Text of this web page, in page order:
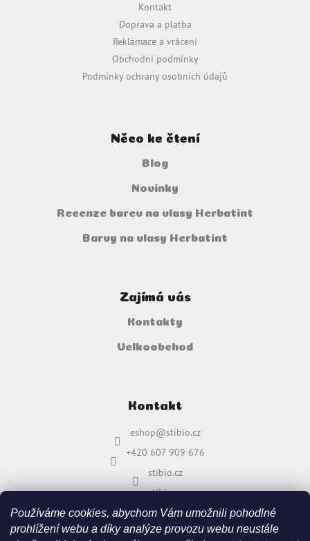
Používáme cookies, abychom Vám umožnili pohodlné
prohlížení webu a díky analýze provozu webu neustále
Kontakt
Doprava a platba
Reklamace a vrácení
Obchodní podmínky
Podmínky ochrany osobních údajů
Něco ke čtení
Blog
Novinky
Recenze barev na vlasy Herbatint
Barvy na vlasy Herbatint
Zajímá vás
Kontakty
Velkoobchod
Kontakt
eshop@stibio.cz
+420 607 909 676
stibio.cz
stibio.cz